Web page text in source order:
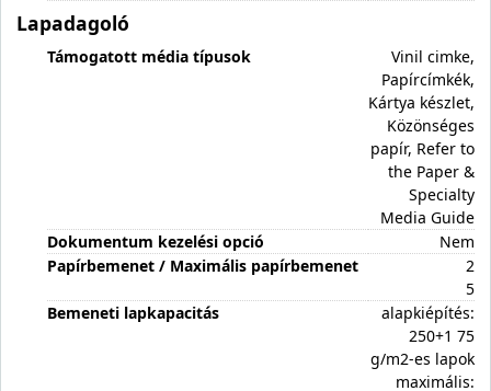
Lapadagoló
Támogatott média típusok
Vinil cimke,
Papírcímkék,
Kártya készlet,
Közönséges
papír, Refer to
the Paper &
Specialty
Media Guide
Dokumentum kezelési opció
Nem
Papírbemenet / Maximális papírbemenet
2
5
Bemeneti lapkapacitás
alapkiépítés:
250+1 75
g/m2-es lapok
maximális: